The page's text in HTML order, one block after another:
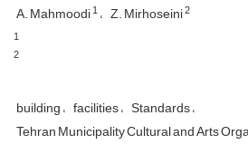
A. Mahmoodi1 Z. Mirhoseini2
1
2
building facilities Standards
Tehran Municipality Cultural and Arts